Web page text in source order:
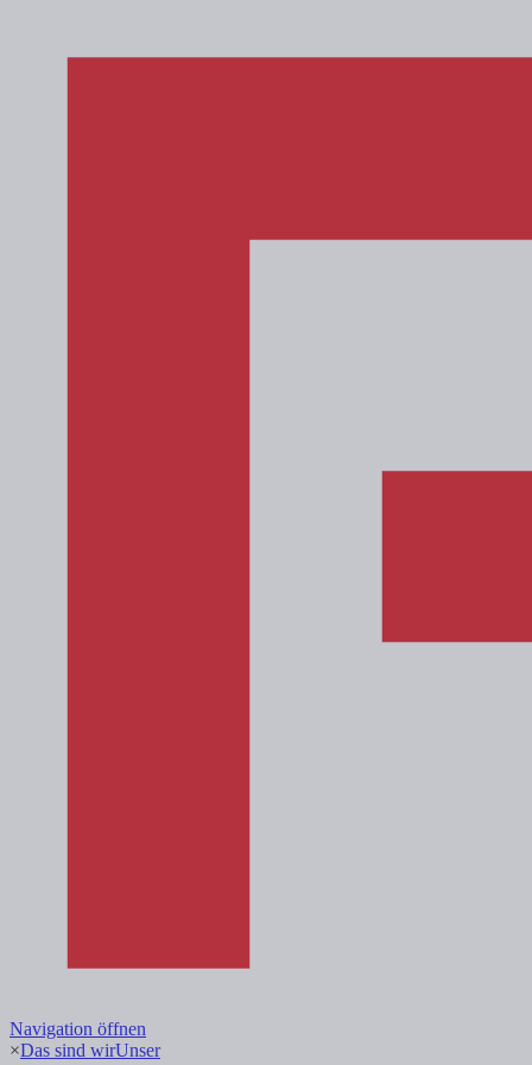
Navigation öffnen
×Das sind wirUnser